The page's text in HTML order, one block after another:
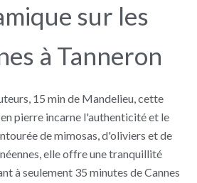
sur les
à Tanneron
15 min de Mandelieu, cette
pierre incarne l'authenticité et le
de mimosas, d'oliviers et de
elle offre une tranquillité
à seulement 35 minutes de Cannes